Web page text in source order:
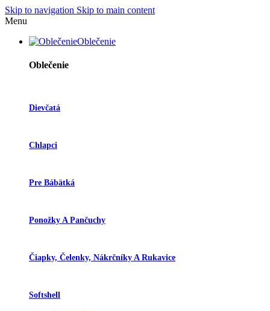
Skip to navigation Skip to main content
Menu
Oblečenie
Oblečenie
Dievčatá
Chlapci
Pre Bábätká
Ponožky A Pančuchy
Čiapky, Čelenky, Nákrčníky A Rukavice
Softshell